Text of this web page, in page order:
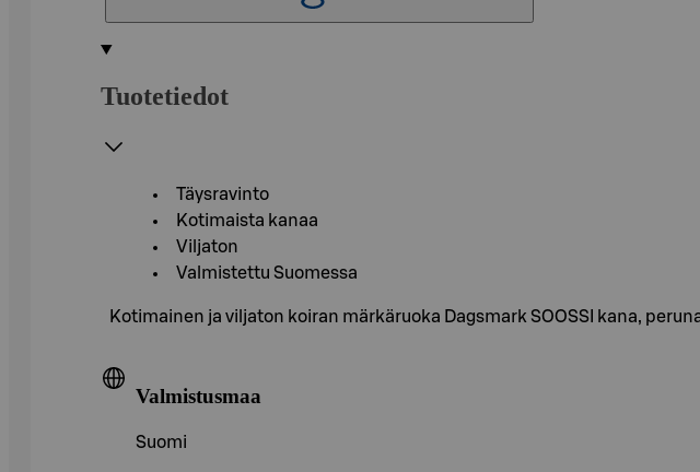
Tuotetiedot
Täysravinto
Kotimaista kanaa
Viljaton
Valmistettu Suomessa
Kotimainen ja viljaton koiran märkäruoka Dagsmark SOOSSI kana,
Valmistusmaa
Suomi